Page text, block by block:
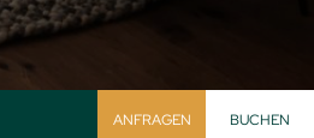
ANFRAGEN BUCHEN